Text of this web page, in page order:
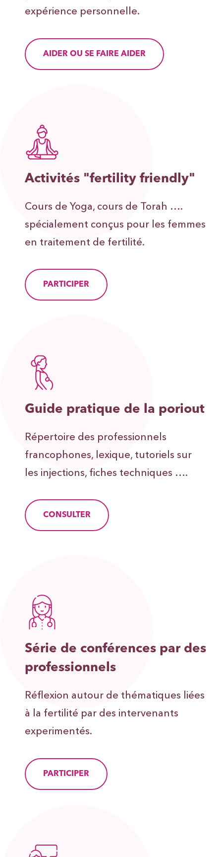
expérience personnelle.
AIDER OU SE FAIRE AIDER
Activités "fertility friendly"
Cours de Yoga, cours de Torah ….
spécialement conçus pour les femmes
en traitement de fertilité.
PARTICIPER
Guide pratique de la poriout
Répertoire des professionnels
francophones, lexique, tutoriels sur
les injections, fiches techniques ….
CONSULTER
Série de conférences par des
professionnels
Réflexion autour de thématiques liées
à la fertilité par des intervenants
experimentés.
PARTICIPER